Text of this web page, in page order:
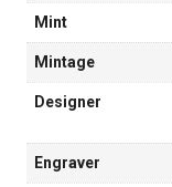
Mint
Mintage
Designer
Engraver